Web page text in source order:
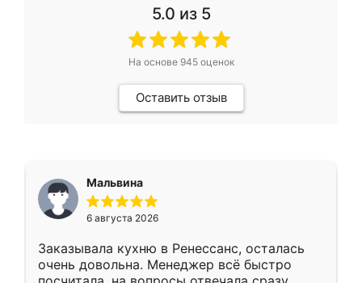
5.0 из 5
На основе 945оценок
Оставить отзыв
Мальвина
6 августа 2026
Заказывала кухню в Ренессанс, осталась
очень довольна. Менеджер всё быстро